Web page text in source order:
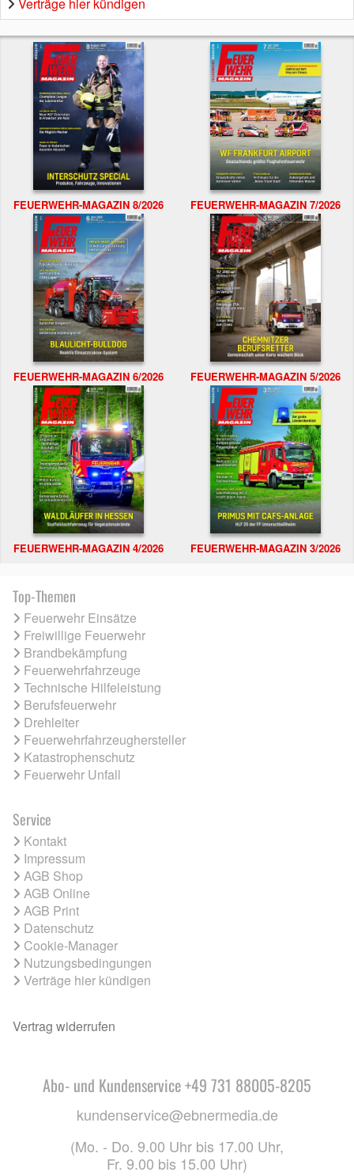
Verträge hier kündigen
FEUERWEHR-MAGAZIN 8/2026 FEUERWEHR-MAGAZIN 7/2026
FEUERWEHR-MAGAZIN 6/2026 FEUERWEHR-MAGAZIN 5/2026
FEUERWEHR-MAGAZIN 4/2026 FEUERWEHR-MAGAZIN 3/2026
Top-Themen
Feuerwehr Einsätze
Freiwillige Feuerwehr
Brandbekämpfung
Feuerwehrfahrzeuge
Technische Hilfeleistung
Berufsfeuerwehr
Drehleiter
Feuerwehrfahrzeughersteller
Katastrophenschutz
Feuerwehr Unfall
Service
Kontakt
Impressum
AGB Shop
AGB Online
AGB Print
Datenschutz
Cookie-Manager
Nutzungsbedingungen
Verträge hier kündigen
Vertrag widerrufen
Abo- und Kundenservice +49 731 88005-8205
kundenservice@ebnermedia.de
(Mo. - Do. 9.00 Uhr bis 17.00 Uhr,
Fr. 9.00 bis 15.00 Uhr)